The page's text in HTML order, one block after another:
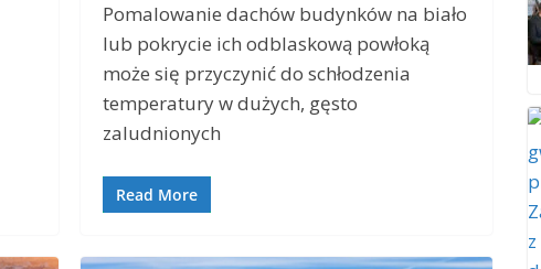
Pomalowanie dachów budynków na biało
lub pokrycie ich odblaskową powłoką
może się przyczynić do schłodzenia
temperatury w dużych, gęsto
zaludnionych
Read More